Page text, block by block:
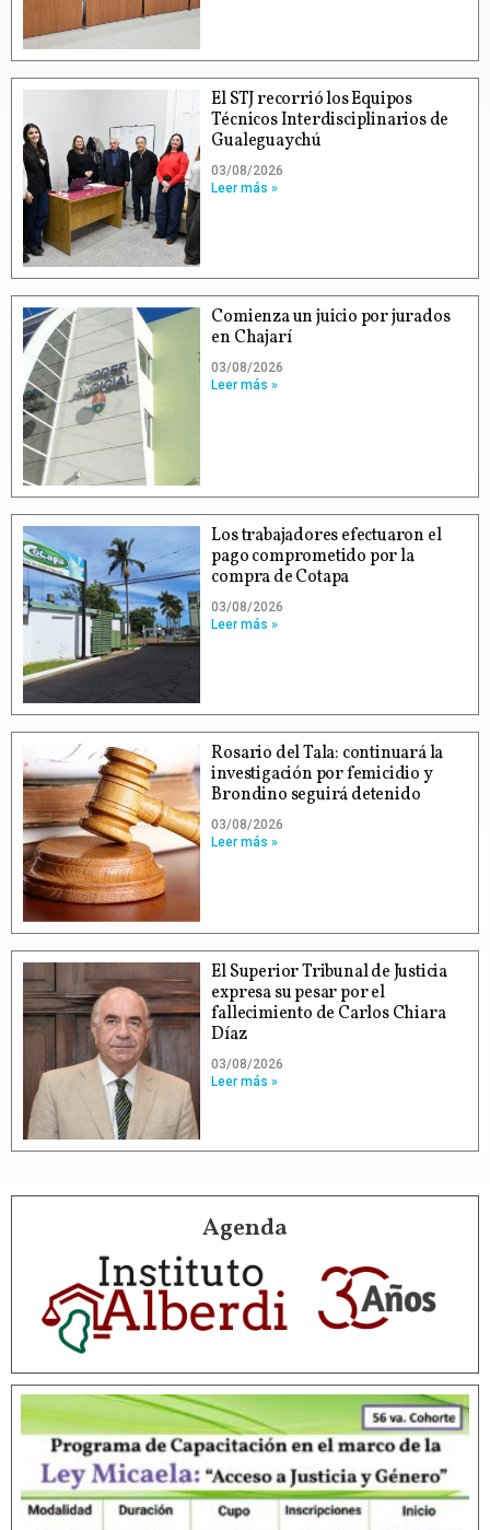
El STJ recorrió los Equipos
Técnicos Interdisciplinarios de
Gualeguaychú
03/08/2026
Leer más »
Comienza un juicio por jurados
en Chajarí
03/08/2026
Leer más »
Los trabajadores efectuaron el
pago comprometido por la
compra de Cotapa
03/08/2026
Leer más »
Rosario del Tala: continuará la
investigación por femicidio y
Brondino seguirá detenido
03/08/2026
Leer más »
El Superior Tribunal de Justicia
expresa su pesar por el
fallecimiento de Carlos Chiara
Díaz
03/08/2026
Leer más »
Agenda